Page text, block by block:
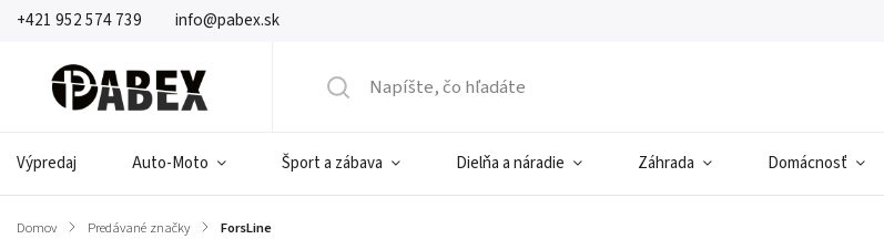
+421 952 574 739 info@pabex.sk
Výpredaj Auto-Moto Šport a zábava Dielňa a náradie Záhrada Domácnosť
Domov / Predávané značky / ForsLine